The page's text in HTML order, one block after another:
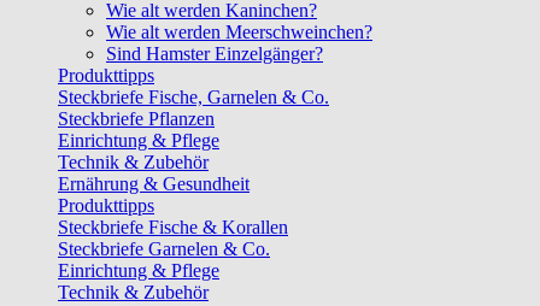
Wie alt werden Kaninchen?
Wie alt werden Meerschweinchen?
Sind Hamster Einzelgänger?
Produkttipps
Steckbriefe Fische, Garnelen & Co.
Steckbriefe Pflanzen
Einrichtung & Pflege
Technik & Zubehör
Ernährung & Gesundheit
Produkttipps
Steckbriefe Fische & Korallen
Steckbriefe Garnelen & Co.
Einrichtung & Pflege
Technik & Zubehör